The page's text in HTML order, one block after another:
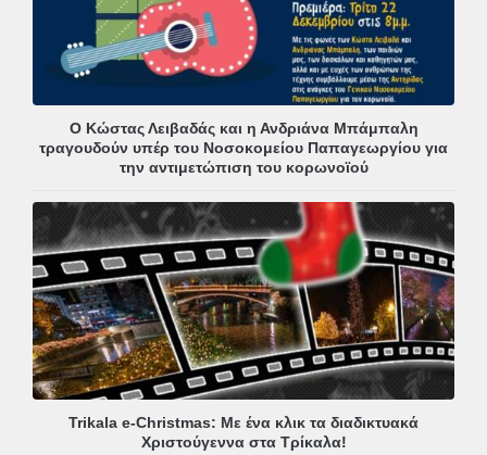
Ο Κώστας Λειβαδάς και η Ανδριάνα Μπάμπαλη
τραγουδούν υπέρ του Νοσοκομείου Παπαγεωργίου για
την αντιμετώπιση του κορωνοϊού
Trikala e-Christmas: Με ένα κλικ τα διαδικτυακά
Χριστούγεννα στα Τρίκαλα!